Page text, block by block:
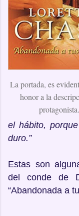
La portada, es
honor a la
protagonista.
el hábito,
duro.”
Estas son
del conde de
“Abandonada a